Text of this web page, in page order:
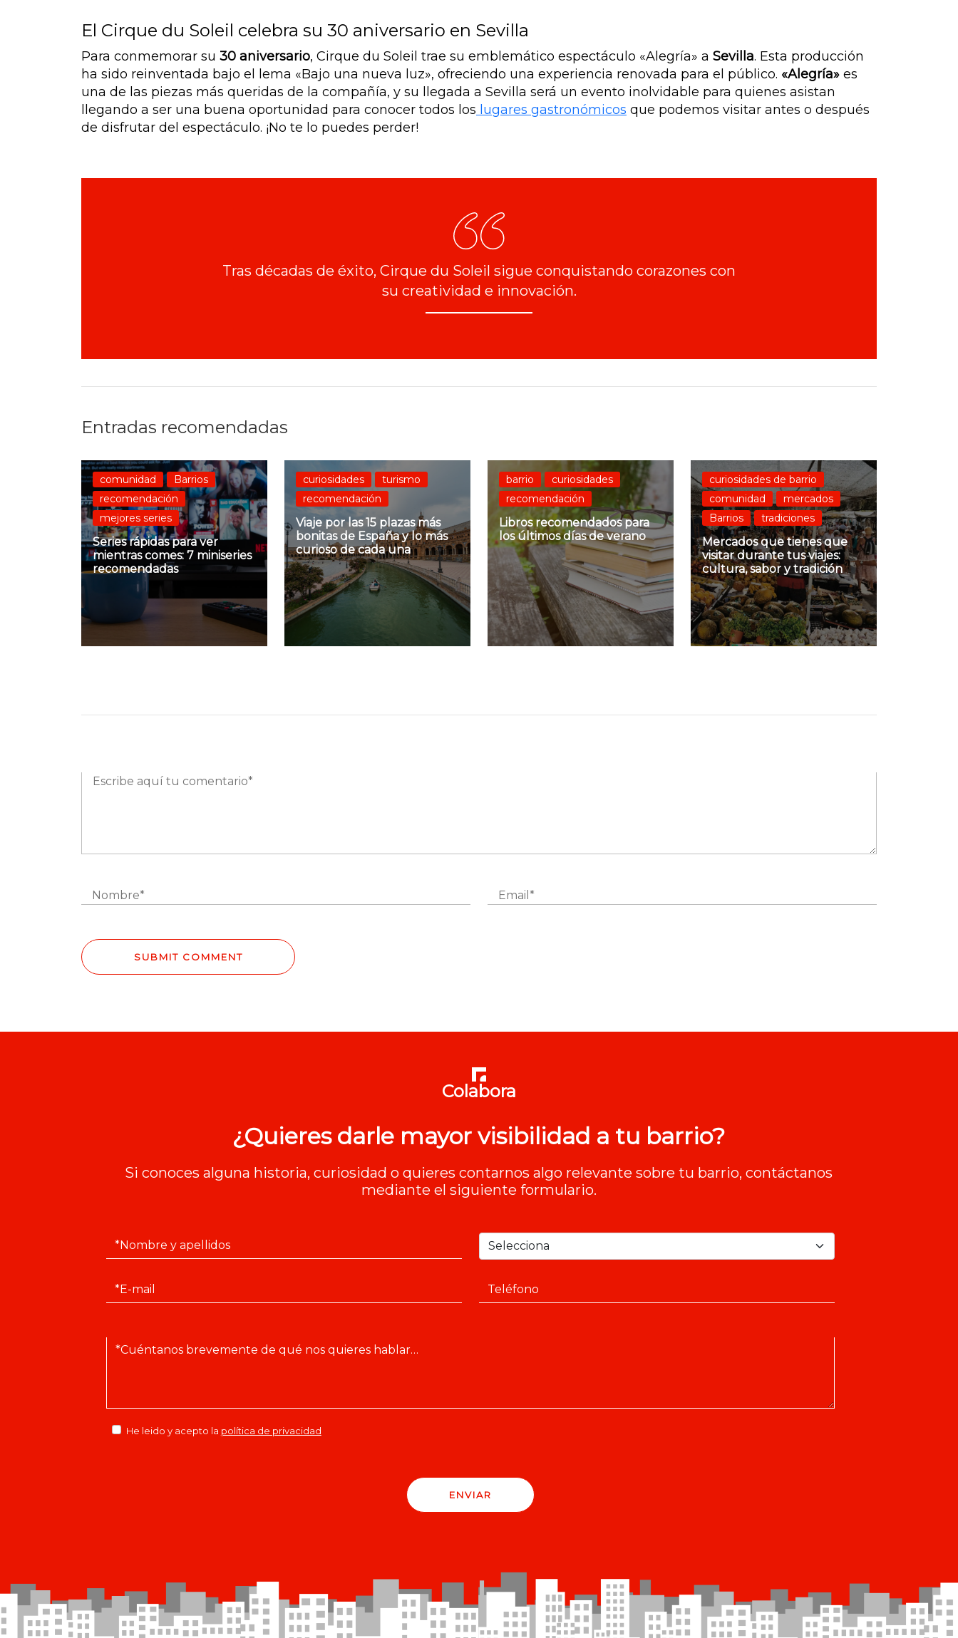
El Cirque du Soleil celebra su 30 aniversario en Sevilla
Para conmemorar su 30 aniversario, Cirque du Soleil trae su emblemático espectáculo «Alegría» a Sevilla. Esta producción
ha sido reinventada bajo el lema «Bajo una nueva luz», ofreciendo una experiencia renovada para el público. «Alegría» es
una de las piezas más queridas de la compañía, y su llegada a Sevilla será un evento inolvidable para quienes asistan
llegando a ser una buena oportunidad para conocer todos los lugares gastronómicos que podemos visitar antes o después
de disfrutar del espectáculo. ¡No te lo puedes perder!
Tras décadas de éxito, Cirque du Soleil sigue conquistando corazones con
su creatividad e innovación.
Entradas recomendadas
comunidad
Barrios
recomendación
mejores series
Series rápidas para ver
mientras comes: 7 miniseries
recomendadas
curiosidades
turismo
recomendación
Viaje por las 15 plazas más
bonitas de España y lo más
curioso de cada una
barrio
curiosidades
recomendación
Libros recomendados para
los últimos días de verano
curiosidades de barrio
comunidad
mercados
Barrios
tradiciones
Mercados que tienes que
visitar durante tus viajes:
cultura, sabor y tradición
Colabora
¿Quieres darle mayor visibilidad a tu barrio?
Si conoces alguna historia, curiosidad o quieres contarnos algo relevante sobre tu barrio, contáctanos
mediante el siguiente formulario.
He leido y acepto la política de privacidad
ENVIAR